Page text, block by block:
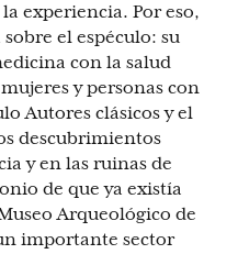
experiencia. Por eso,
el espéculo: su
con la salud
y personas con
Autores clásicos y el
descubrimientos
y en las ruinas de
de que ya existía
Arqueológico de
importante sector